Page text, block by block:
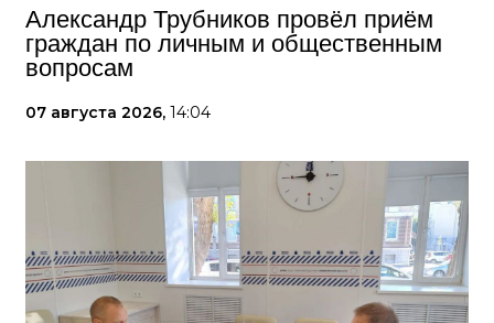
Александр Трубников провёл приём
граждан по личным и общественным
вопросам
07 августа 2026, 14:04